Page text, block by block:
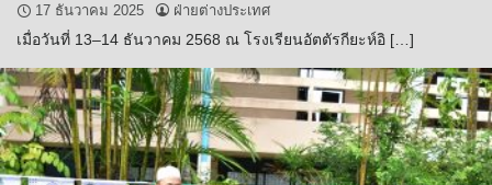
17 ธันวาคม 2025 ฝ่ายต่างประเทศ
เมื่อวันที่ 13–14 ธันวาคม 2568 ณ โรงเรียนอัตตัรกียะห์อิ […]